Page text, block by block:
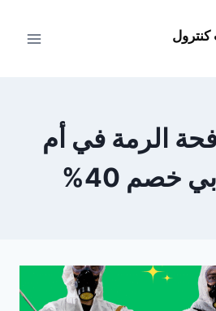
الرمة في أم
خصم 40%